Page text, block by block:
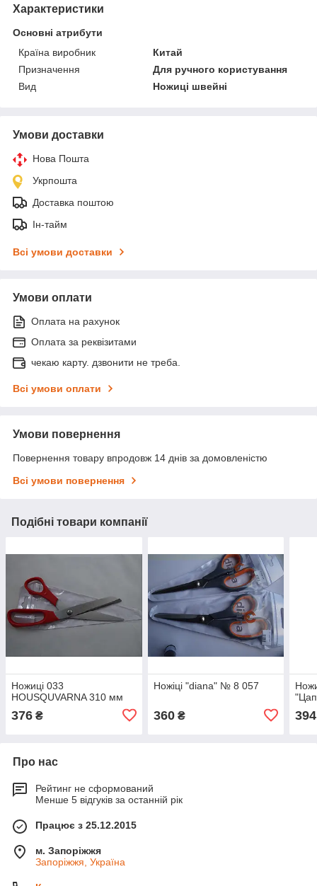
Характеристики
Основні атрибути
Країна виробник
Китай
Призначення
Для ручного користування
Вид
Ножиці швейні
Умови доставки
Нова Пошта
Укрпошта
Доставка поштою
Ін-тайм
Всі умови доставки
Умови оплати
Оплата на рахунок
Оплата за реквізитами
чекаю карту. дзвонити не треба.
Всі умови оплати
Умови повернення
Повернення товару впродовж 14 днів за домовленістю
Всі умови повернення
Подібні товари компанії
Ножиці 033
HOUSQUVARNA 310 мм
376 ₴
Ножіці "diana" № 8 057
360₴ 394
Про нас
Рейтинг не сформований
Менше 5 відгуків за останній рік
Працює з 25.12.2015
м. Запоріжжя
Запоріжжя, Україна